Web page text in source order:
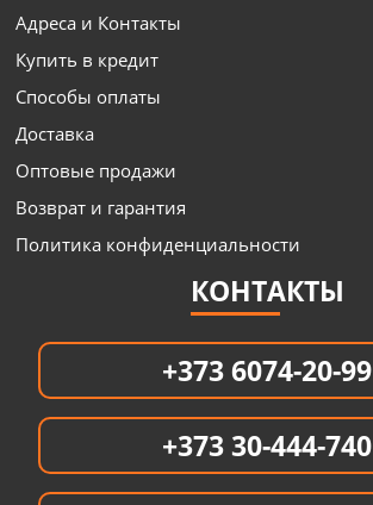
Адреса и Контакты
Купить в кредит
Способы оплаты
Доставка
Оптовые продажи
Возврат и гарантия
Политика конфиденциальности
КОНТАКТЫ
+373 6074-20-99
+373 30-444-740